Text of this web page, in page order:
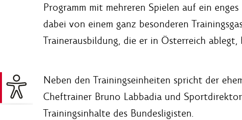
Programm mit mehreren Spielen auf ein
dabei von einem ganz besonderen
Trainerausbildung, die er in Österreich ablegt,
Neben den Trainingseinheiten spricht der
Cheftrainer Bruno Labbadia und
Trainingsinhalte des Bundesligisten.